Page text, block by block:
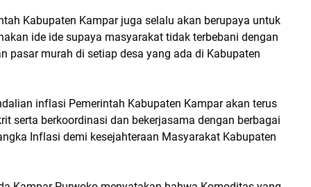
Kabupaten Kampar juga selalu akan berupaya untuk
ide ide supaya masyarakat tidak terbebani dengan
pasar murah di setiap desa yang ada di Kabupaten
inflasi Pemerintah Kabupaten Kampar akan terus
serta berkoordinasi dan bekerjasama dengan berbagai
Inflasi demi kesejahteraan Masyarakat Kabupaten